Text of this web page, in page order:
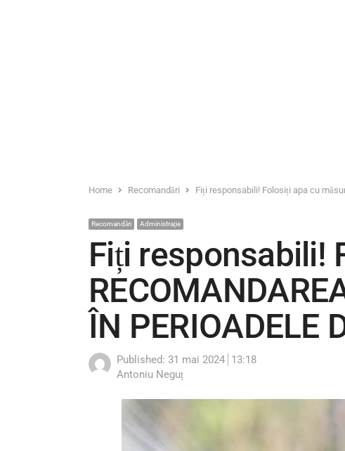
Home Recomandări Fiți responsabili! Folosiți apa cu
Recomandări Administraţie
Fiți responsabili!
ÎN PERIOADELE
Published: 31 mai 2024 13:18
Author
Antoniu Neguț